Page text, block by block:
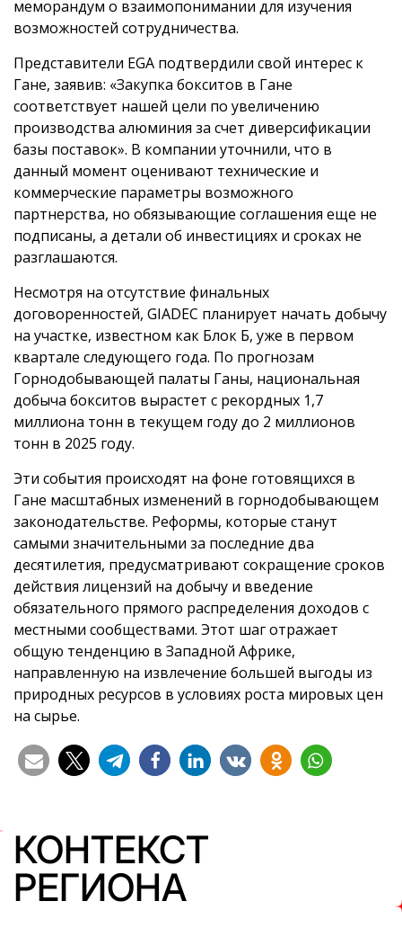
меморандум о взаимопонимании для изучения
возможностей сотрудничества.
Представители EGA подтвердили свой интерес к
Гане, заявив: «Закупка бокситов в Гане
соответствует нашей цели по увеличению
производства алюминия за счет диверсификации
базы поставок». В компании уточнили, что в
данный момент оценивают технические и
коммерческие параметры возможного
партнерства, но обязывающие соглашения еще не
подписаны, а детали об инвестициях и сроках не
разглашаются.
Несмотря на отсутствие финальных
договоренностей, GIADEC планирует начать добычу
на участке, известном как Блок Б, уже в первом
квартале следующего года. По прогнозам
Горнодобывающей палаты Ганы, национальная
добыча бокситов вырастет с рекордных 1,7
миллиона тонн в текущем году до 2 миллионов
тонн в 2025 году.
Эти события происходят на фоне готовящихся в
Гане масштабных изменений в горнодобывающем
законодательстве. Реформы, которые станут
самыми значительными за последние два
десятилетия, предусматривают сокращение сроков
действия лицензий на добычу и введение
обязательного прямого распределения доходов с
местными сообществами. Этот шаг отражает
общую тенденцию в Западной Африке,
направленную на извлечение большей выгоды из
природных ресурсов в условиях роста мировых цен
на сырье.
КОНТЕКСТ
РЕГИОНА